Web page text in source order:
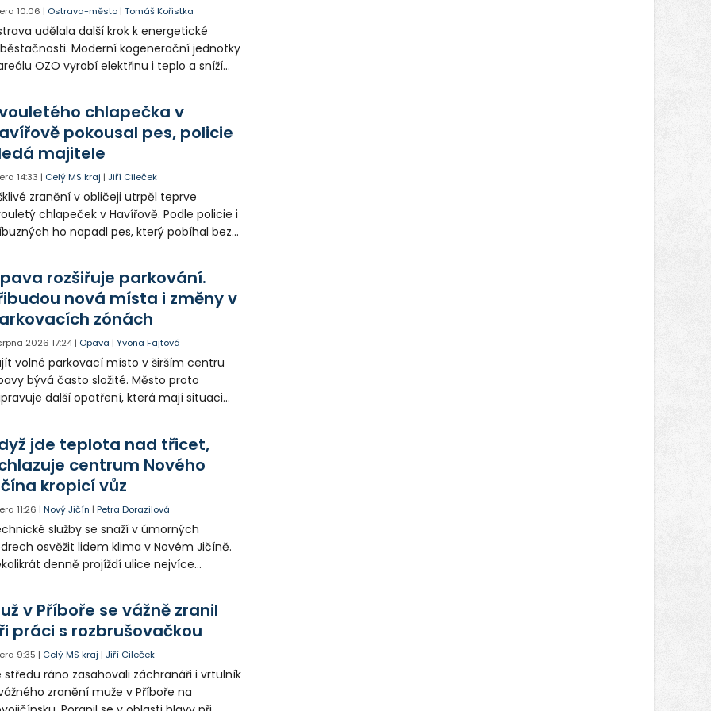
10:06 | Ostrava-město |Tomáš Kořistka
udělala další krok k energetické
Moderní kogenerační jednotky
OZO vyrobí elektřinu i teplo a sníží
chlapečka v
pokousal pes, policie
majitele
14:33 | Celý MS kraj |Jiří Cileček
zranění v obličeji utrpěl teprve
chlapeček v Havířově. Podle policie i
ho napadl pes, který pobíhal bez
Případem už se zabývá policie, která
psa hledá.
rozšiřuje parkování.
nová místa i změny v
zónách
2026 17:24 | Opava |Yvona Fajtová
volné parkovací místo v širším centru
bývá často složité. Město proto
další opatření, která mají situaci
řidiče v parkovacích zónách.
jde teplota nad třicet,
centrum Nového
kropicí vůz
11:26 |Nový Jičín |Petra Dorazilová
služby se snaží v úmorných
osvěžit lidem klima v Novém Jičíně.
denně projíždí ulice nejvíce
v Příboře se vážně zranil
práci s rozbrušovačkou
9:35 | Celý MS kraj |Jiří Cileček
středu ráno zasahovali záchranáři i vrtulník
zranění muže v Příboře na